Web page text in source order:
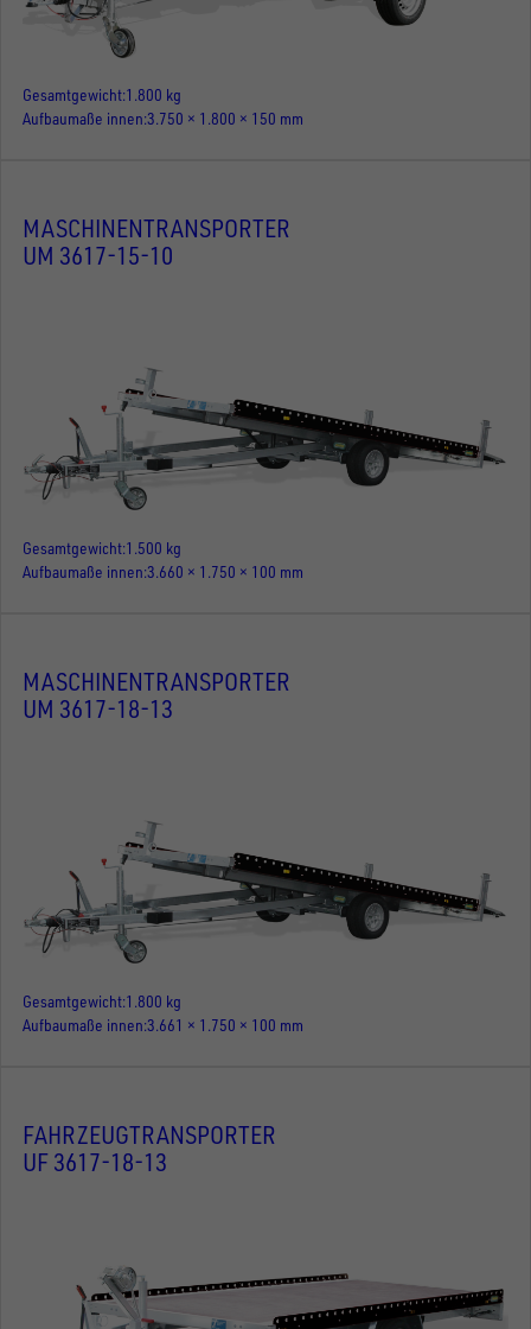
Gesamtgewicht 1.800 kg
Aufbaumaße innen 3.750 × 1.800 × 150 mm
MASCHINENTRANSPORTER
UM 3617-15-10
Gesamtgewicht 1.500 kg
Aufbaumaße innen 3.660 × 1.750 × 100 mm
MASCHINENTRANSPORTER
UM 3617-18-13
Gesamtgewicht 1.800 kg
Aufbaumaße innen 3.661 × 1.750 × 100 mm
FAHRZEUGTRANSPORTER
UF 3617-18-13